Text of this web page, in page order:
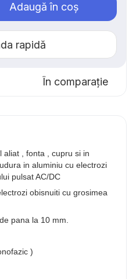
Adaugă în coș
rapidă
În comparație
aliat , fonta , cupru si in
in aluminiu cu electrozi
pulsat AC/DC
obisnuiti cu grosimea
pana la 10 mm.
)